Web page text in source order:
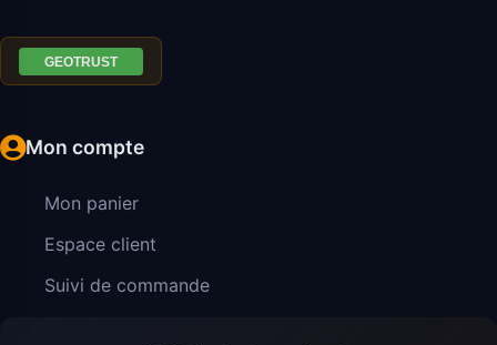
Mon compte
Mon panier
Espace client
Suivi de commande